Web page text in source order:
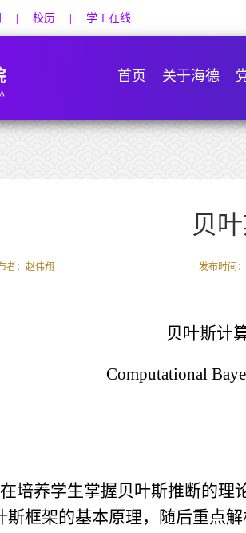
| 校历 | 学工在线
首页 关于海德
贝
者：赵伟翔 发布时间
贝叶斯计
Computational
培养学生掌握贝叶斯推断的理
斯框架的基本原理，随后重点